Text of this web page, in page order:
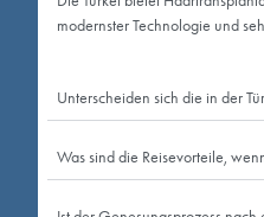
Haartransplantation
Die USA sind eine relativ
und Reiseprozessen.